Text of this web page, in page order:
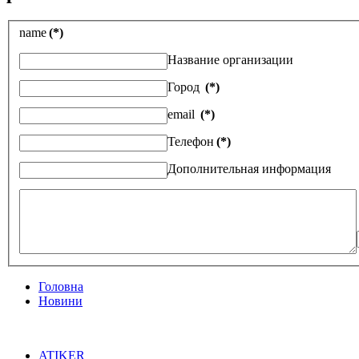
name(*)
Название организации
Город (*)
email (*)
Телефон (*)
Дополнительная информация
Головна
Новини
ATIKER